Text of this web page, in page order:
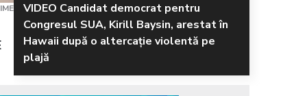
VIDEO Candidat democrat pentru
Congresul SUA, Kirill Baysin, arestat în
Hawaii după o altercație violentă pe
plajă